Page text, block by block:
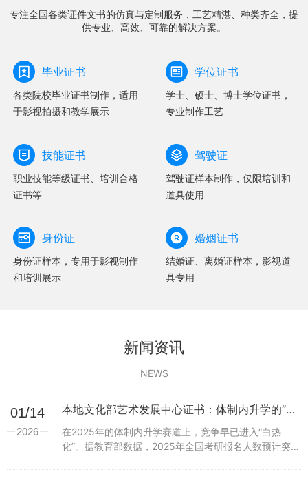
专注全国各类证件文书的仿真与定制服务，工艺精湛、种类齐全，提
供专业、高效、可靠的解决方案。
毕业证书
各类院校毕业证书制作，适用
于影视拍摄和教学展示
学位证书
学士、硕士、博士学位证书，
专业制作工艺
技能证书
职业技能等级证书、培训合格
证书等
驾驶证
驾驶证样本制作，仅限培训和
道具使用
身份证
身份证样本，专用于影视制作
和培训展示
婚姻证书
结婚证、离婚证样本，影视道
具专用
新闻资讯
NEWS
01/14
2026
本地文化部艺术发展中心证书：体制内升学的“关键加分项”，这些优势你必须了解
在2025年的体制内升学赛道上，竞争早已进入“白热
化”。据教育部数据，2025年全国考研报名人数预计突破